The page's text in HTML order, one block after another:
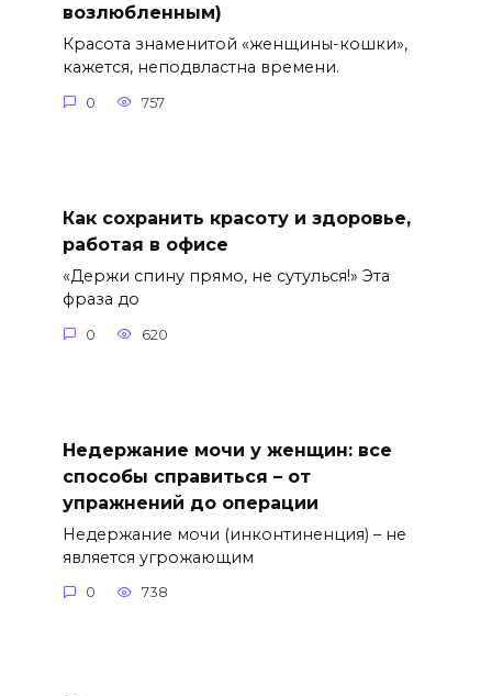
возлюбленным)
Красота знаменитой «женщины-кошки»,
кажется, неподвластна времени.
0 757
Как сохранить красоту и здоровье,
работая в офисе
«Держи спину прямо, не сутулься!» Эта
фраза до
0 620
Недержание мочи у женщин: все
способы справиться – от
упражнений до операции
Недержание мочи (инконтиненция) – не
является угрожающим
0 738